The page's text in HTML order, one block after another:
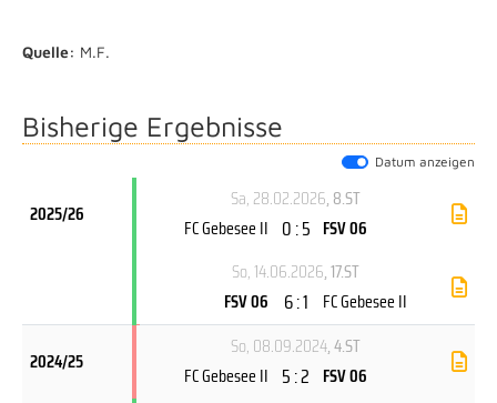
Quelle: M.F.
Bisherige Ergebnisse
Datum anzeigen
2025/26
Sa, 28.02.2026, 8.ST
FC Gebesee II 0 : 5 FSV 06
So, 14.06.2026, 17.ST
FSV 06
6 : 1 FC Gebesee II
2024/25
So, 08.09.2024, 4.ST
FC Gebesee II 5 : 2 FSV 06